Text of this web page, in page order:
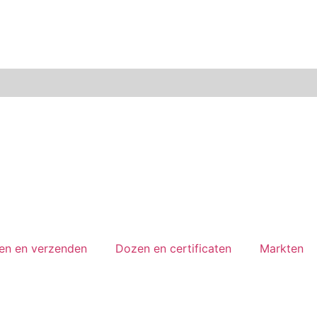
en verzenden Dozen en certificaten Markten